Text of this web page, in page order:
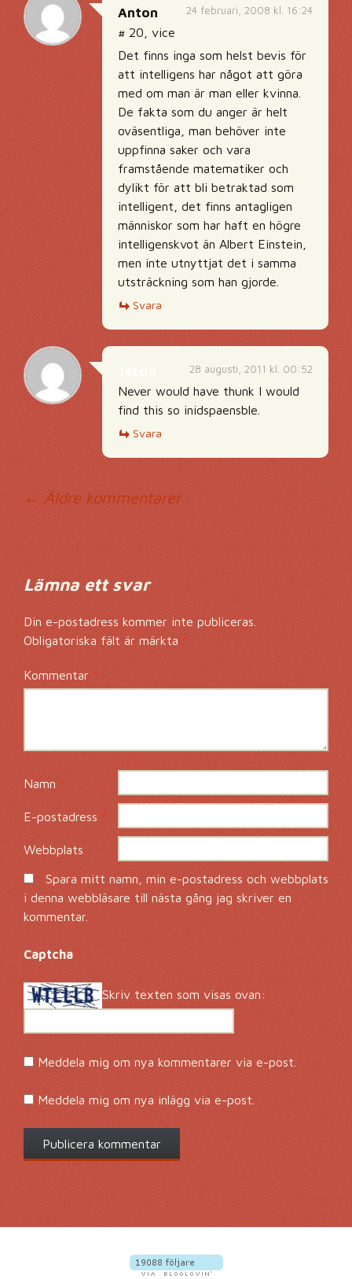
24 februari, 2008 kl. 16:24
Anton
# 20, vice
Det finns inga som helst bevis för
att intelligens har något att göra
med om man är man eller kvinna.
De fakta som du anger är helt
oväsentliga, man behöver inte
uppfinna saker och vara
framstående matematiker och
dylikt för att bli betraktad som
intelligent, det finns antagligen
människor som har haft en högre
intelligenskvot än Albert Einstein,
men inte utnyttjat det i samma
utsträckning som han gjorde.
Svara
28 augusti, 2011 kl. 00:52
Never would have thunk I would
find this so inidspaensble.
Svara
← Äldre kommentarer
Lämna ett svar
Din e-postadress kommer inte publiceras.
Obligatoriska fält är märkta*
Kommentar*
Namn *
E-postadress *
Webbplats
Spara mitt namn, min e-postadress och webbplats
i denna webbläsare till nästa gång jag skriver en
kommentar.
Captcha *
Skriv texten som visas ovan:
Meddela mig om nya kommentarer via e-post.
Meddela mig om nya inlägg via e-post.